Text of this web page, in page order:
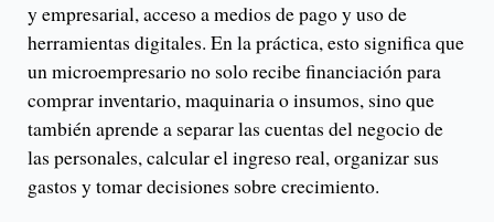
y empresarial, acceso a medios de pago y uso de
herramientas digitales. En la práctica, esto significa que
un microempresario no solo recibe financiación para
comprar inventario, maquinaria o insumos, sino que
también aprende a separar las cuentas del negocio de
las personales, calcular el ingreso real, organizar sus
gastos y tomar decisiones sobre crecimiento.